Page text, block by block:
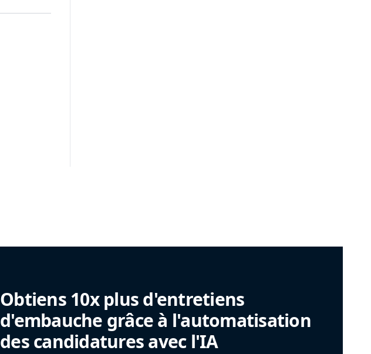
Obtiens 10x plus d'entretiens
d'embauche grâce à l'automatisation
des candidatures avec l'IA